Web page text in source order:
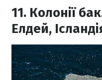
11. Колонії
Елдей,